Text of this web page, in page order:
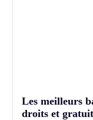
Les meilleurs
droits et